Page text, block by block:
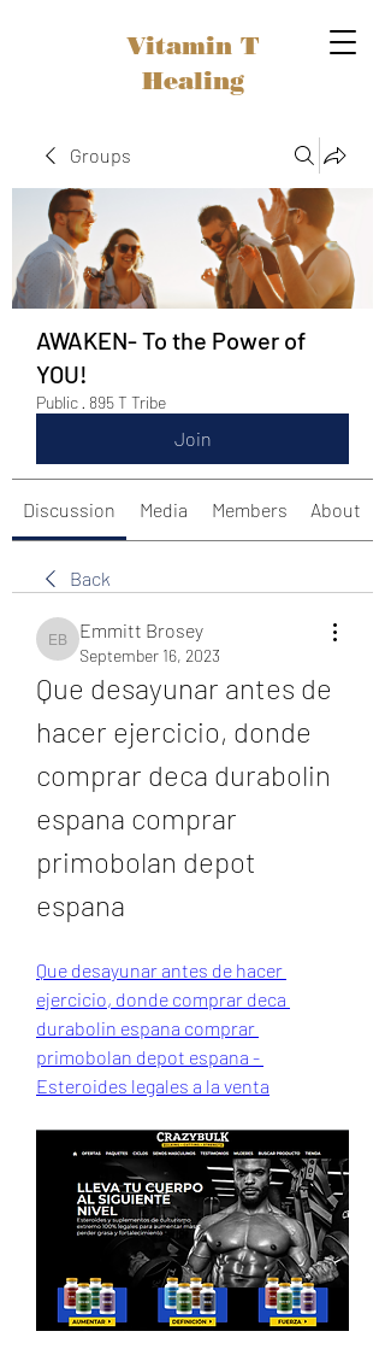
Vitamin T
Healing
Groups
AWAKEN- To the Power of
YOU!
Public · 895 T Tribe
Join
Discussion Media Members About
Back
Emmitt Brosey
Emmitt Brosey
September 16, 2023
Que desayunar antes de
hacer ejercicio, donde
comprar deca durabolin
espana comprar
primobolan depot
espana
Que desayunar antes de hacer
ejercicio, donde comprar deca
durabolin espana comprar
primobolan depot espana -
Esteroides legales a la venta